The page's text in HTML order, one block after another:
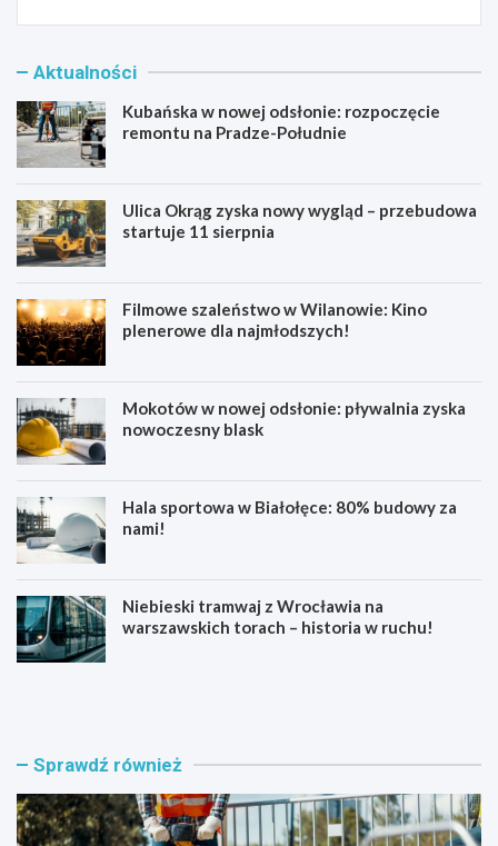
Aktualności
Kubańska w nowej odsłonie: rozpoczęcie
remontu na Pradze-Południe
Ulica Okrąg zyska nowy wygląd – przebudowa
startuje 11 sierpnia
Filmowe szaleństwo w Wilanowie: Kino
plenerowe dla najmłodszych!
Mokotów w nowej odsłonie: pływalnia zyska
nowoczesny blask
Hala sportowa w Białołęce: 80% budowy za
nami!
Niebieski tramwaj z Wrocławia na
warszawskich torach – historia w ruchu!
K
s
a
w
U
O
r
ą
Sprawdź również